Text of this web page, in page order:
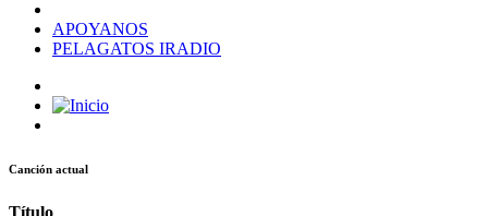
APOYANOS
PELAGATOS IRADIO
Canción actual
Título